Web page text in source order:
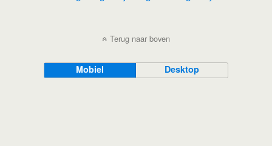
Terug naar boven
Mobiel Desktop